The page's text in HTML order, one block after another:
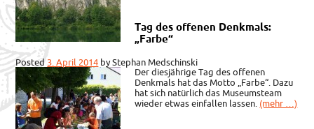
Tag des offenen Denkmals:
„Farbe“
Posted 3. April 2014 byStephan Medschinski
Der diesjährige Tag des offenen
Denkmals hat das Motto „Farbe“. Dazu
hat sich natürlich das Museumsteam
wieder etwas einfallen lassen. (mehr …)